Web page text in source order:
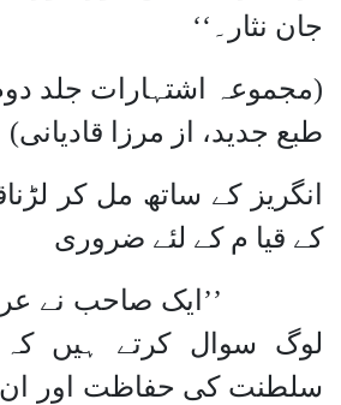
جان نثار۔‘‘
طبع جدید، از مرزا قادیانی)
انگریز کے ساتھ مل کر
کے قیا م کے لئے ضروری
’’ایک صاحب نے
لوگ سوال کرتے ہیں کہ
سلطنت کی حفاظت اور ان